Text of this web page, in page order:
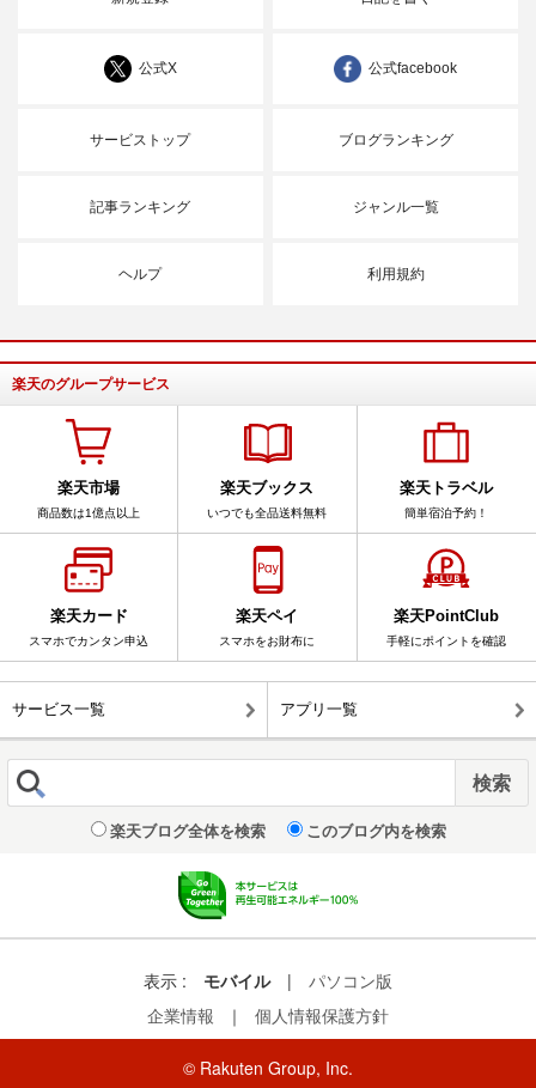
公式X 公式facebook
サービストップ ブログランキング
記事ランキング ジャンル一覧
ヘルプ 利用規約
楽天のグループサービス
楽天市場
商品数は1億点以上
楽天ブックス
いつでも全品送料無料
楽天トラベル
簡単宿泊予約！
楽天カード
スマホでカンタン申込
楽天ペイ
スマホをお財布に
楽天PointClub
手軽にポイントを確認
サービス一覧 アプリ一覧
楽天ブログ全体を検索 このブログ内を検索
表示 : モバイル |
パソコン版
企業情報
｜ 個人情報保護方針
© Rakuten Group, Inc.